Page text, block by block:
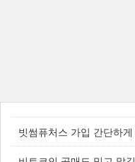
빗썸퓨처스 가입 간단하